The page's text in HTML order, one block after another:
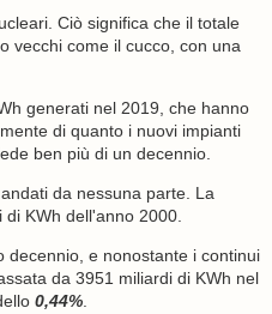
Ciò significa che il totale
vecchi come il cucco, con una
generati nel 2019, che hanno
di quanto i nuovi impianti
ben più di un decennio.
da nessuna parte. La
KWh dell'anno 2000.
decennio, e nonostante i continui
da 3951 miliardi di KWh nel
0,44%.